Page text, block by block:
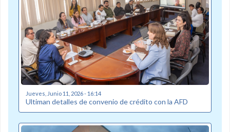
Jueves, Junio 11, 2026 - 16:14
Ultiman detalles de convenio de crédito con la AFD